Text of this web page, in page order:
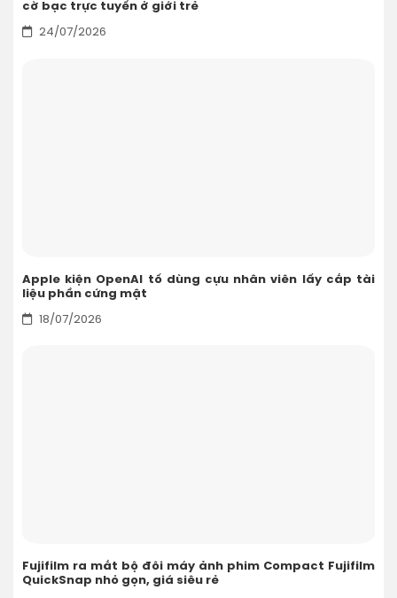
cờ bạc trực tuyến ở giới trẻ
24/07/2026
Apple kiện OpenAI tố dùng cựu nhân viên lấy cắp tài
liệu phần cứng mật
18/07/2026
Fujifilm ra mắt bộ đôi máy ảnh phim Compact Fujifilm
QuickSnap nhỏ gọn, giá siêu rẻ